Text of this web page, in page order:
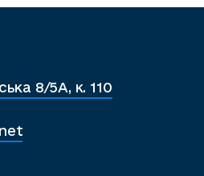
8/5А, к. 110